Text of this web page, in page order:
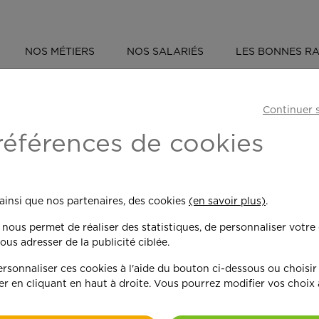
NOS MÉTIERS NOS SALARIÉS LES BONNES
agence APEF
APEF, le réseau d’experts du
maillage national avec la
dernier, l’agence APEF
Bachir Dialo, qui s'est
Continuer
de cookies
que nos partenaires, des cookies (en savoir plus).
permet de réaliser des statistiques, de personnaliser votre
adresser de la publicité ciblée.
ces cookies à l'aide du bouton ci-dessous ou
en cliquant en haut à droite. Vous pourrez modifier vos choix